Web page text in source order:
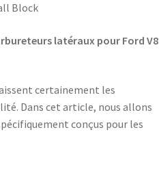
Block
latéraux pour Ford V8
certainement les
Dans cet article, nous allons
conçus pour les